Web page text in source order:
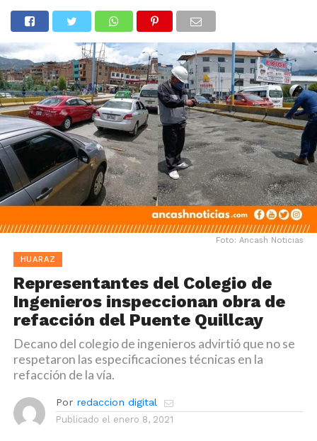
Foto: Ancash Noticias
HUARAZ
Representantes del Colegio de
Ingenieros inspeccionan obra de
refacción del Puente Quillcay
Decano del colegio de ingenieros advirtió que no se
respetaron las especificaciones técnicas en la
refacción de la vía.
Por redaccion digital
Publicado el enero 8, 2021